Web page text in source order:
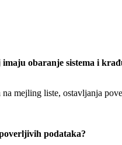
obaranje sistema i
mejling liste, ostavljanja
podataka?